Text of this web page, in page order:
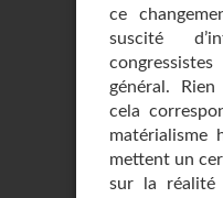
ce
suscité
général. Rien
cela
matérialisme
mettent un
sur la réalité